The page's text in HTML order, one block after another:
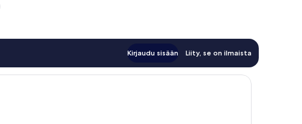
Kirjaudu sisään Liity, se on ilmaista